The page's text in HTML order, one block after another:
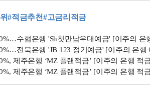
#적금추천#고금리적금
수협은행 'Sh첫만남우대예금' [이주의 은
전북은행 'JB 123 정기예금' [이주의 은행
제주은행 ‘MZ 플랜적금’ [이주의 은행 적
제주은행 ‘MZ 플랜적금’ [이주의 은행 적